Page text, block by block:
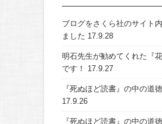
ブログをさくら社のサイト
ました 17.9.28
明石先生が勧めてくれた『
です！
17.9.27
『死ぬほど読書』の中の道徳
17.9.26
『死ぬほど読書』の中の道徳